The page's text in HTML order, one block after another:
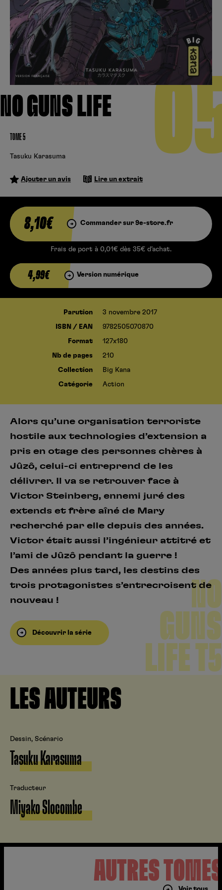
NO GUNS LIFE
TOME 5
Tasuku Karasuma
Ajouter un avis Lire un extrait
8,10€ Commander sur 9e-store.fr
Frais de port à 0,01€ dès 35€ d’achat.
4,99€ Version numérique
Parution 3 novembre 2017
ISBN / EAN 9782505070870
Format 127x180
Nb de pages 210
Collection Big Kana
Catégorie Action
Alors qu’une organisation terroriste
hostile aux technologies d’extension a
pris en otage des personnes chères à
Jûzô, celui-ci entreprend de les
délivrer. Il va se retrouver face à
Victor Steinberg, ennemi juré des
extends et frère aîné de Mary
recherché par elle depuis des années.
Victor était aussi l’ingénieur attitré et
l’ami de Jûzô pendant la guerre !
Des années plus tard, les destins des
trois protagonistes s’entrecroisent de
nouveau !
Découvrir la série
NO
GUNS
LIFE T5
LES AUTEURS
Dessin, Scénario
Tasuku Karasuma
Traducteur
Miyako Slocombe
AUTRES
Cultura Fnac
Se connecter S’inscrire
Hunter x Hunter
Fire Force
Black Butler